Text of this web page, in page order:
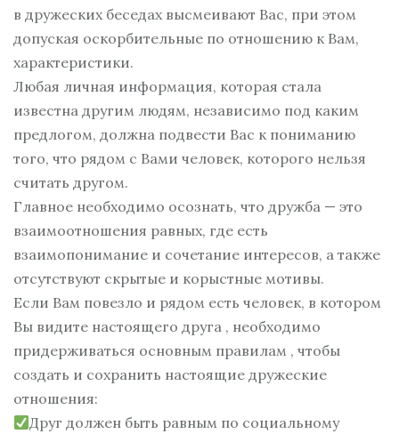
в дружеских беседах высмеивают Вас, при этом
допуская оскорбительные по отношению к Вам,
характеристики.
Любая личная информация, которая стала
известна другим людям, независимо под каким
предлогом, должна подвести Вас к пониманию
того, что рядом с Вами человек, которого нельзя
считать другом.
Главное необходимо осознать, что дружба — это
взаимоотношения равных, где есть
взаимопонимание и сочетание интересов, а также
отсутствуют скрытые и корыстные мотивы.
Если Вам повезло и рядом есть человек, в котором
Вы видите настоящего друга , необходимо
придерживаться основным правилам , чтобы
создать и сохранить настоящие дружеские
отношения:
Друг должен быть равным по социальному